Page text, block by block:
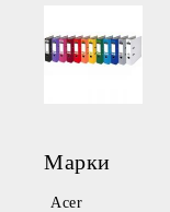
Марки
Acer